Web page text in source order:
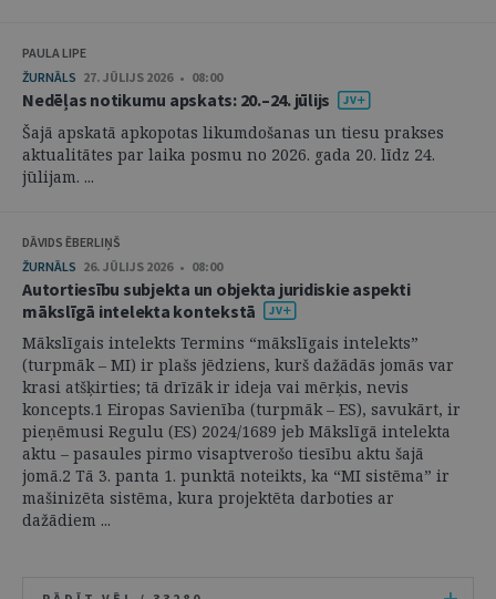
PAULA LIPE
ŽURNĀLS 27. JŪLIJS 2026 • 08:00
Nedēļas notikumu apskats: 20.–24. jūlijs
Šajā apskatā apkopotas likumdošanas un tiesu prakses
aktualitātes par laika posmu no 2026. gada 20. līdz 24.
jūlijam. ...
DĀVIDS ĒBERLIŅŠ
ŽURNĀLS 26. JŪLIJS 2026 • 08:00
Autortiesību subjekta un objekta juridiskie aspekti
mākslīgā intelekta kontekstā
Mākslīgais intelekts Termins “mākslīgais intelekts”
(turpmāk – MI) ir plašs jēdziens, kurš dažādās jomās var
krasi atšķirties; tā drīzāk ir ideja vai mērķis, nevis
koncepts.1 Eiropas Savienība (turpmāk – ES), savukārt, ir
pieņēmusi Regulu (ES) 2024/1689 jeb Mākslīgā intelekta
aktu – pasaules pirmo visaptverošo tiesību aktu šajā
jomā.2 Tā 3. panta 1. punktā noteikts, ka “MI sistēma” ir
mašinizēta sistēma, kura projektēta darboties ar
dažādiem ...